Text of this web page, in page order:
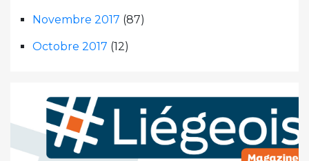
Novembre 2017 (87)
Octobre 2017 (12)